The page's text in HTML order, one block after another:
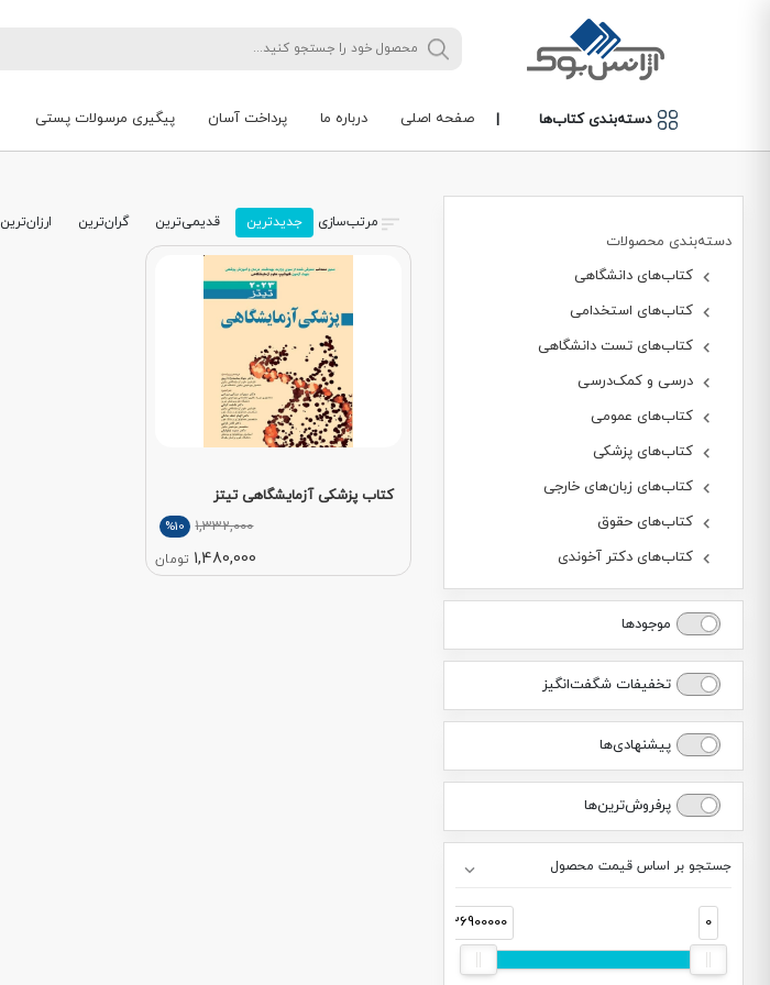
دسته‌بندی کتاب‌ها | صفحه اصلی درباره ما پرداخت آسان پیگیری مرسولات پستی
دسته‌بندی محصولات
کتاب‌های دانشگاهی
کتاب‌های استخدامی
کتاب‌های تست دانشگاهی
درسی و کمک‌درسی
کتاب‌های عمومی
کتاب‌های پزشکی
کتاب‌های زبان‌های خارجی
کتاب‌های حقوق
کتاب‌های دکتر آخوندی
موجودها
تخفیفات شگفت‌انگیز
پیشنهادی‌ها
پرفروش‌ترین‌ها
جستجو بر اساس قیمت محصول
0
36900000
مرتب‌سازی جدیدترین قدیمی‌ترین گران‌ترین ارزان‌ترین
کتاب پزشکی آزمایشگاهی تیتز
1,332,000
%10
1,480,000 تومان